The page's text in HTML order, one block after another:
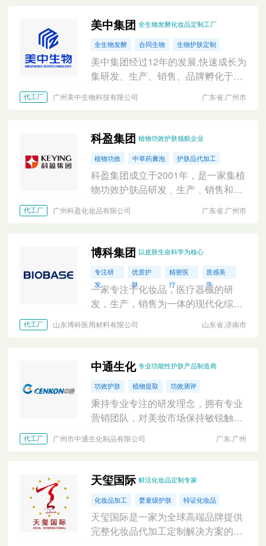
美中集团 全生物发酵化妆品定制工厂
全生物发酵 合同生物 生物护肤定制
美中集团经过12年的发展,快速成长为
集研发、生产、销售、品牌孵化于一
有三个国家高新技术企业、两个省级
代工厂 广州美中生物科技有限公司 广东省.广州市
科盈集团 植物功效护肤领航企业
植物功效 中草药囊泡 护肤品代加工
科盈集团成立于2001年，是一家集植
物功效护肤品研发﹑生产﹑销售和技
级高新技术企业。
代工厂 广州科盈化妆品有限公司 广东省.广州市
博科集团 以皮肤生命科学为核心
专注研
发
优质护
肤
精密医
疗
质感美
学
一家专注于化妆品，医疗器械的研
发，生产，销售为一体的现代化综合
OBM,OEM,ODM,JDM系统。
代工厂 山东博科医用材料有限公司 山东省.济南市
中通生化 专业功能性护肤产品制造商
功效护肤 植物提取 功效测评
秉持专业专注的研发理念，拥有专业
营销团队，对美妆市场保持敏锐触
汇集全球新产品及创意灵感，提供一
代工厂 广州市中通生化制品有限公司 广东.广州
天玺国际 鲜活化妆品定制专家
化妆品加工 婴童级护肤 特证化妆品
天玺国际是一家为全球高端品牌提供
完整化妆品代加工定制解决方案的超